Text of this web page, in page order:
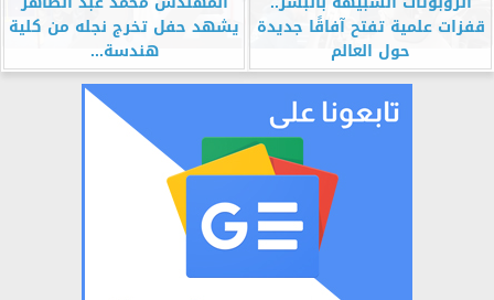
قفزات علمية تفتح آفاقًا جديدة
حول العالم
يشهد حفل تخرج نجله من كلية
هندسة...